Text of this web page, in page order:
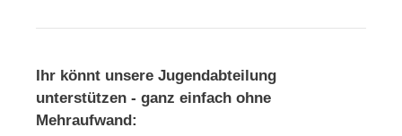
Ihr könnt unsere Jugendabteilung
unterstützen - ganz einfach ohne
Mehraufwand: